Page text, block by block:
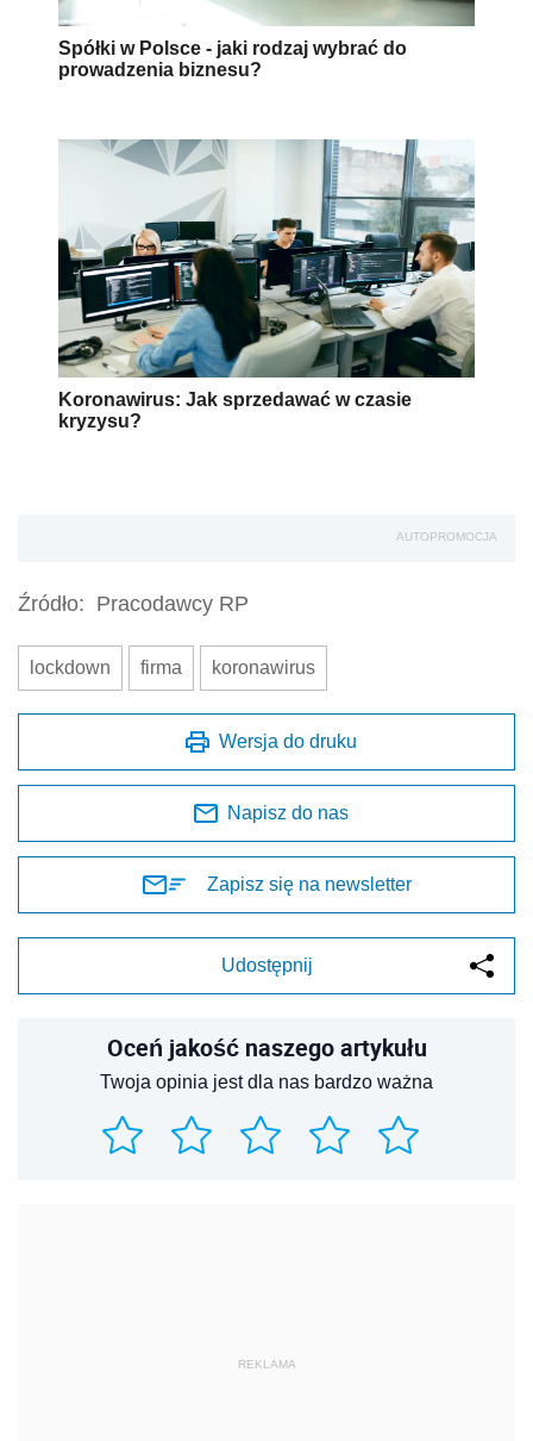
Spółki w Polsce - jaki rodzaj wybrać do
prowadzenia biznesu?
Koronawirus: Jak sprzedawać w czasie
kryzysu?
AUTOPROMOCJA
Źródło: Pracodawcy RP
lockdown firma koronawirus
Wersja do druku
Napisz do nas
Zapisz się na newsletter
Udostępnij
Oceń jakość naszego artykułu
Twoja opinia jest dla nas bardzo ważna
REKLAMA